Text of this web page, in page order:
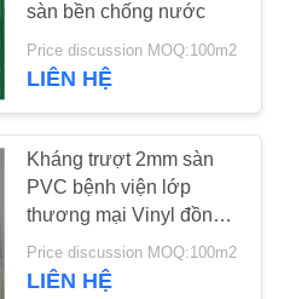
sang
18
sàn bền chống nước
Price discussion MOQ:100m2
LIÊN HỆ
Kháng trượt 2mm sàn
PVC bệnh viện lớp
thương mại Vinyl đồng
nhất
Price discussion MOQ:100m2
LIÊN HỆ